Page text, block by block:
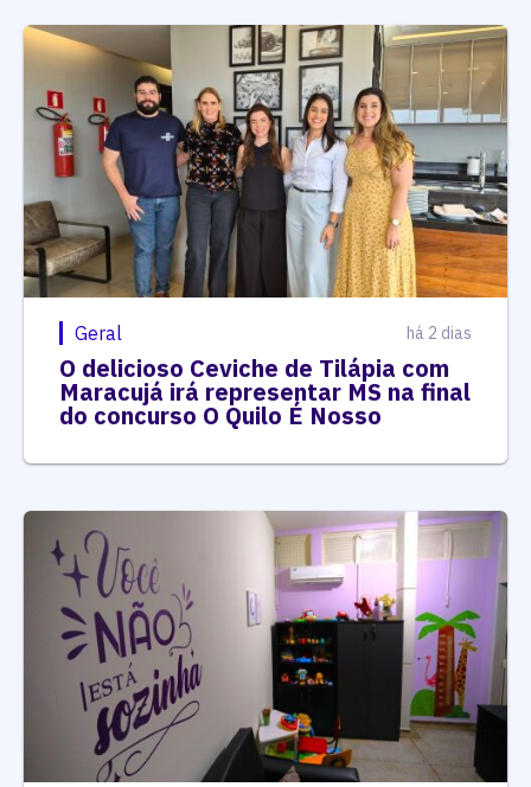
Geral há 2 dias
O delicioso Ceviche de Tilápia com
Maracujá irá representar MS na final
do concurso O Quilo É Nosso